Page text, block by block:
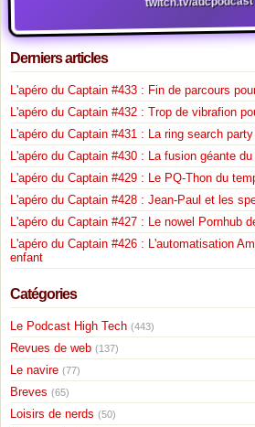
twitch.tv/adcpodcast
Derniers articles
L'apéro du Captain #433 : Fin de parcours
L'apéro du Captain #432 : Trop de vibrafion
L'apéro du Captain #431 : La ring search
L'apéro du Captain #430 : La fusion géante
L'apéro du Captain #429 : Le PQ-Thon du
L'apéro du Captain #428 : Jean-Paul et les
L'apéro du Captain #427 : Le nowel Pornhub
L'apéro du Captain #426 : L'automatisation
enfant
Catégories
Le Podcast High Tech (443)
Revues de web (137)
Le navire (77)
Breves (65)
Loisirs de nerds (50)